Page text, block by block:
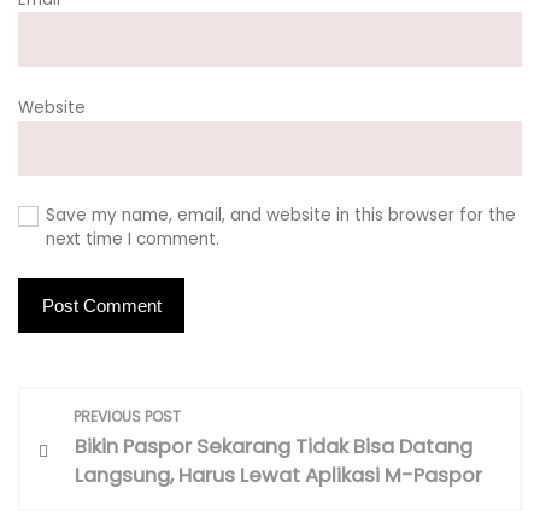
Website
Save my name, email, and website in this browser for the
next time I comment.
PREVIOUS POST
Bikin Paspor Sekarang Tidak Bisa Datang
Langsung, Harus Lewat Aplikasi M-Paspor